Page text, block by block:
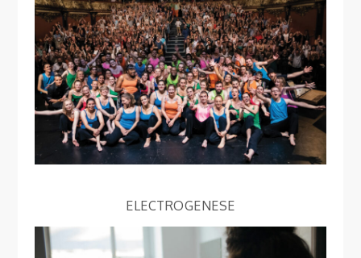
ELECTROGENESE